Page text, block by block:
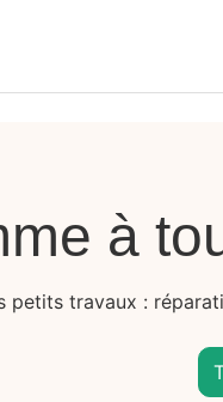
à
petits travaux :